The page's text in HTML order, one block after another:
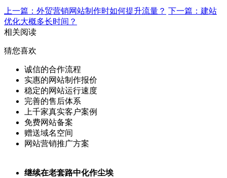
上一篇：外贸营销网站制作时如何提升流量？ 下一篇：建站
优化大概多长时间？
相关阅读
猜您喜欢
诚信的合作流程
实惠的网站制作报价
稳定的网站运行速度
完善的售后体系
上千家真实客户案例
免费网站备案
赠送域名空间
网站营销推广方案
继续在老套路中化作尘埃